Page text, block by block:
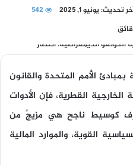
تحديث: يونيو 1, 2025
542
بمبادئ الأمم المتحدة والقانون
القطرية، فإن الأدوات
كوسيط ناجح هي مزيجٌ من
القوية، والموارد المالية